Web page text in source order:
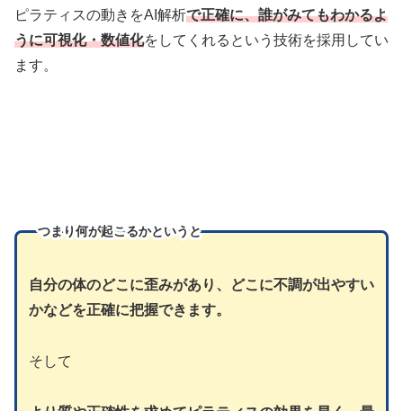
ピラティスの動きをAI解析で正確に、誰がみてもわかるよ
うに可視化・数値化をしてくれるという技術を採用してい
ます。
つまり何が起こるかというと
自分の体のどこに歪みがあり、どこに不調が出やすい
かなどを正確に把握できます。
そして